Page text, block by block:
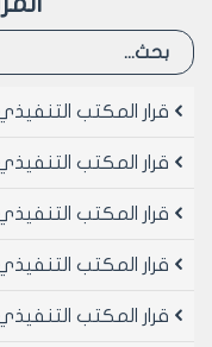
الكشك متوضع فيه أو
ويبلغ من يلزم
مجلس مدينة حلب
نائب رئيس
قرار المكتب التنفيذي
قرار المكتب التنفيذي
قرار المكتب التنفيذي
قرار المكتب التنفيذي
قرار المكتب التنفيذي